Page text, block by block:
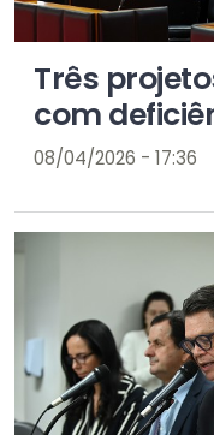
Três
com
08/04/2026 - 17:36